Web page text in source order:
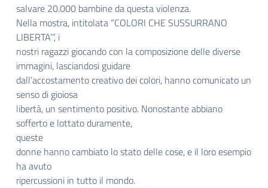
salvare 20.000 bambine da questa violenza.
Nella mostra, intitolata “COLORI CHE SUSSURRANO
LIBERTA’”, i
nostri ragazzi giocando con la composizione delle diverse
immagini, lasciandosi guidare
dall’accostamento creativo dei colori, hanno comunicato un
senso di gioiosa
libertà, un sentimento positivo. Nonostante abbiano
sofferto e lottato duramente,
queste
donne hanno cambiato lo stato delle cose, e il loro esempio
ha avuto
ripercussioni in tutto il mondo.